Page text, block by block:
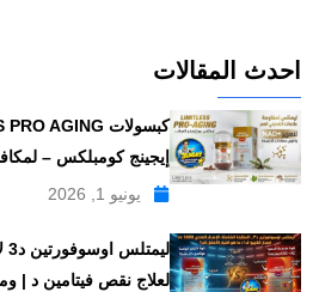
احدث المقالات
إيجينج كومبلكس –
يونيو 1, 2026
لعلاج نقص فيتامين د |